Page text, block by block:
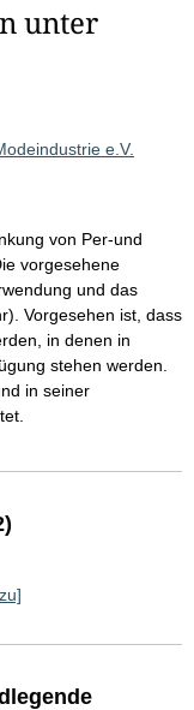
unter
e.V.
von Per-und
vorgesehene
und das
Vorgesehen ist, dass
in denen in
stehen werden.
in seiner